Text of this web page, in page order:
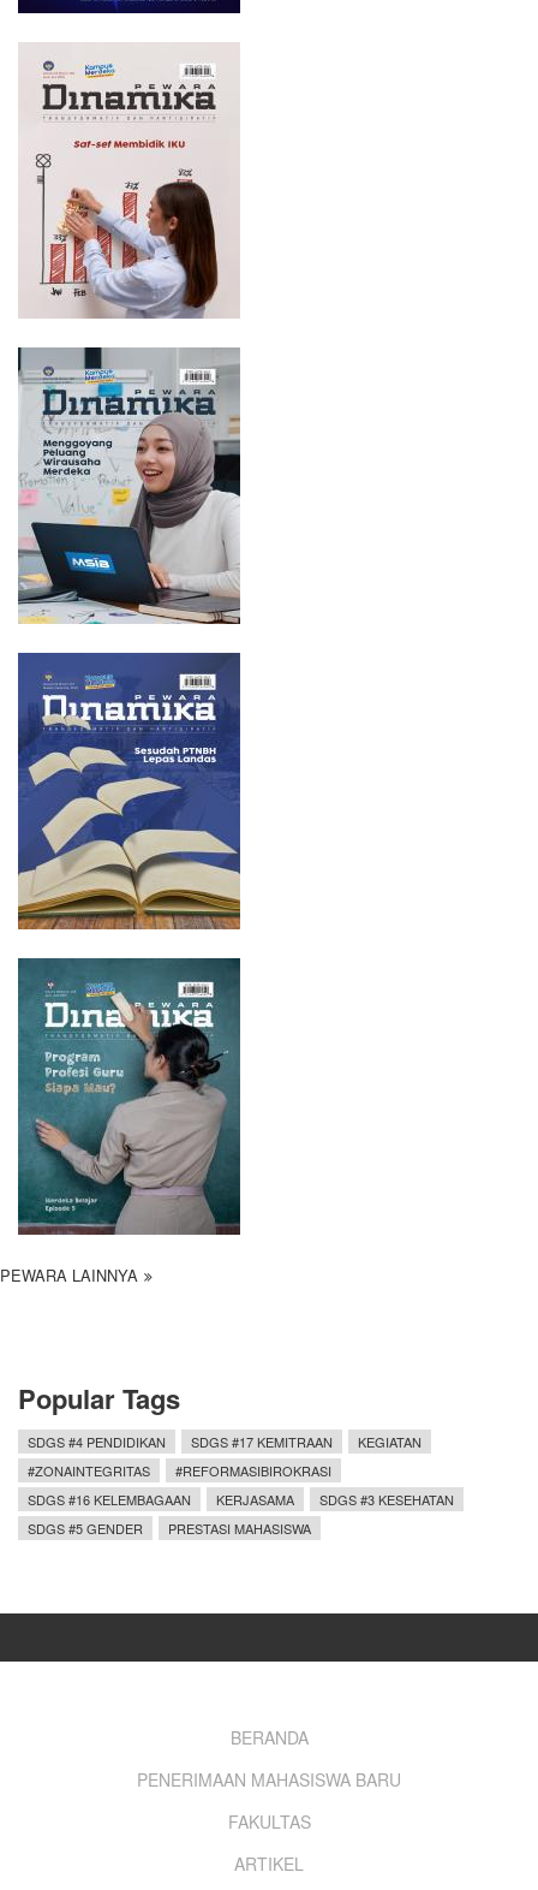
PEWARA LAINNYA
Popular Tags
SDGS #4 PENDIDIKAN SDGS #17 KEMITRAAN
KEGIATAN
#ZONAINTEGRITAS
#REFORMASIBIROKRASI
SDGS #16 KELEMBAGAAN
KERJASAMA
SDGS #3 KESEHATAN
SDGS #5 GENDER
PRESTASI MAHASISWA
BERANDA
PENERIMAAN MAHASISWA BARU
FAKULTAS
ARTIKEL